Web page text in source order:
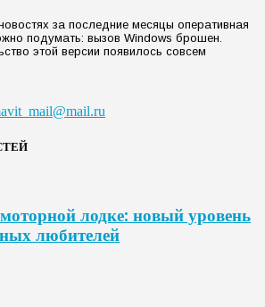
за последние месяцы оперативная
подумать: вызов Windows брошен.
этой версии появилось совсем
лодке: новый уровень
любителей